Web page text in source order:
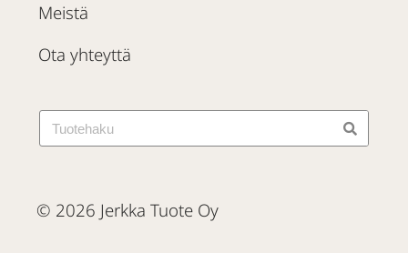
Meistä
Ota yhteyttä
© 2026 Jerkka Tuote Oy